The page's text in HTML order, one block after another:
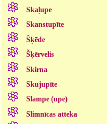
Skaļupe
Skanstupīte
Šķēde
Šķērvelis
Skirna
Skujupīte
Slampe (upe)
Slimnīcas atteka